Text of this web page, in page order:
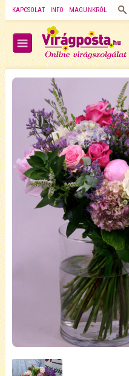
KAPCSOLAT INFO MAGUNKRÓL